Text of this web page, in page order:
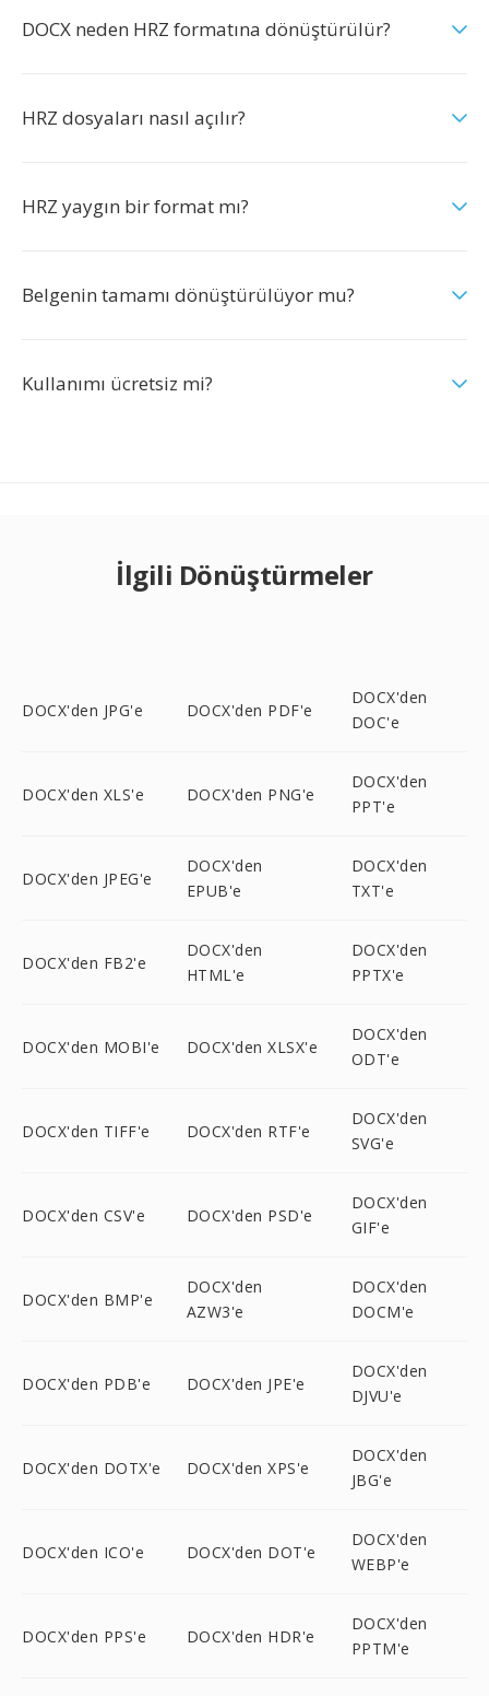
DOCX neden HRZ formatına dönüştürülür?
HRZ dosyaları nasıl açılır?
HRZ yaygın bir format mı?
Belgenin tamamı dönüştürülüyor mu?
Kullanımı ücretsiz mi?
İlgili Dönüştürmeler
DOCX'den JPG'e DOCX'den PDF'e
DOCX'den
DOC'e
DOCX'den XLS'e DOCX'den PNG'e
DOCX'den
PPT'e
DOCX'den JPEG'e
DOCX'den
EPUB'e
DOCX'den
TXT'e
DOCX'den FB2'e
DOCX'den
HTML'e
DOCX'den
PPTX'e
DOCX'den MOBI'e DOCX'den XLSX'e
DOCX'den
ODT'e
DOCX'den TIFF'e DOCX'den RTF'e
DOCX'den
SVG'e
DOCX'den CSV'e DOCX'den PSD'e
DOCX'den
GIF'e
DOCX'den BMP'e
DOCX'den
AZW3'e
DOCX'den
DOCM'e
DOCX'den PDB'e DOCX'den JPE'e
DOCX'den
DJVU'e
DOCX'den DOTX'e DOCX'den XPS'e
DOCX'den
JBG'e
DOCX'den ICO'e DOCX'den DOT'e
DOCX'den
WEBP'e
DOCX'den PPS'e DOCX'den HDR'e
DOCX'den
PPTM'e